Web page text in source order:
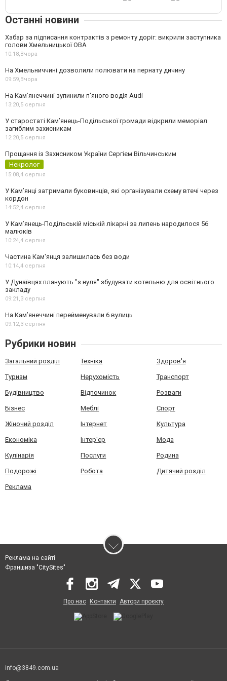
Останні новини
Хабар за підписання контрактів з ремонту доріг: викрили заступника
голови Хмельницької ОВА
10:18,Вчора
На Хмельниччині дозволили полювати на пернату дичину
09:59,Вчора
На Камʼянеччині зупинили п'яного водія Audi
13:20,5 серпня
У старостаті Кам’янець-Подільської громади відкрили меморіал
загиблим захисникам
12:20,5 серпня
Прощання із Захисником України Сергієм Вільчинським
Некролог
15:08,4 серпня
У Кам’янці затримали буковинців, які організували схему втечі через
кордон
14:52,4 серпня
У Кам’янець-Подільській міській лікарні за липень народилося 56
малюків
10:24,4 серпня
Частина Кам'янця залишилась без води
10:14,4 серпня
У Дунаївцях планують "з нуля" збудувати котельню для освітнього
закладу
09:21,3 серпня
На Камʼянеччині перейменували 6 вулиць
09:12,3 серпня
Рубрики новин
Загальний розділ Техніка Здоров'я
Туризм Нерухомість Транспорт
Будівництво Відпочинок Розваги
Бізнес Меблі Спорт
Жіночий розділ Інтернет Культура
Економіка Інтер'єр Мода
Кулінарія Послуги Родина
Подорожі Робота Дитячий розділ
Реклама
Реклама на сайті
Франшиза "CitySites"
Про нас Контакти Автори проєкту
info@3849.com.ua